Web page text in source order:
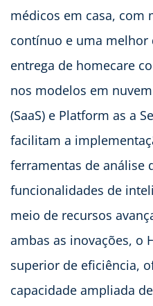
médicos em casa,
contínuo e uma melhor
entrega de homecare
nos modelos em
(SaaS) e Platform as a
facilitam a
ferramentas de análise
funcionalidades de
meio de recursos
ambas as inovações, o
superior de eficiência,
capacidade ampliada